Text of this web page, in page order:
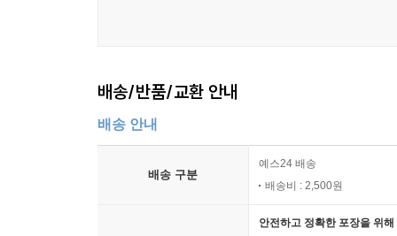
배송/반품/교환 안내
배송 안내
배송 구분
예스24 배송
배송비 : 2,500원
안전하고 정확한 포장을 위